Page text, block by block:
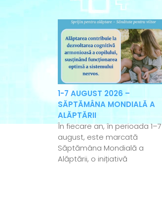
1-7 AUGUST 2026 –
SĂPTĂMÂNA MONDIALĂ A
ALĂPTĂRII
În fiecare an, în perioada 1–7
august, este marcată
Săptămâna Mondială a
Alăptării, o inițiativă